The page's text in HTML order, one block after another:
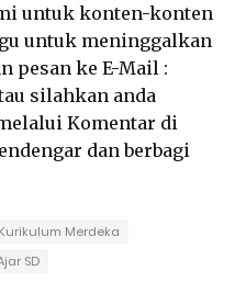
untuk konten-konten
untuk meninggalkan
pesan ke E-Mail :
silahkan anda
Komentar di
dan berbagi
Kurikulum Merdeka
SD